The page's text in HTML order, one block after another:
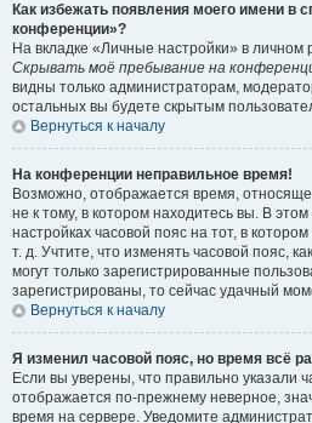
Как избежать появления моего имени в
конференции»?
На вкладке «Личные настройки» в
Скрывать моё пребывание на
видны только администраторам,
остальных вы будете скрытым
Вернуться к началу
На конференции неправильное время!
Возможно, отображается время,
не к тому, в котором находитесь вы. В
настройках часовой пояс на тот, в
т. д. Учтите, что изменять часовой пояс,
могут только зарегистрированные
зарегистрированы, то сейчас удачный
Вернуться к началу
Я изменил часовой пояс, но время всё
Если вы уверены, что правильно указали
отображается по-прежнему неверное,
время на сервере. Уведомите